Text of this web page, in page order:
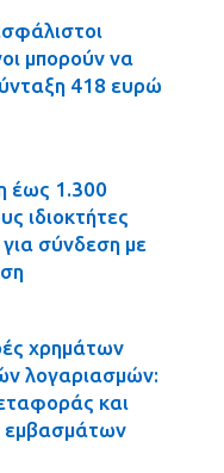
μπορούν να
418 ευρώ
έως 1.300
ιδιοκτήτες
σύνδεση με
χρημάτων
λογαριασμών:
και
εμβασμάτων